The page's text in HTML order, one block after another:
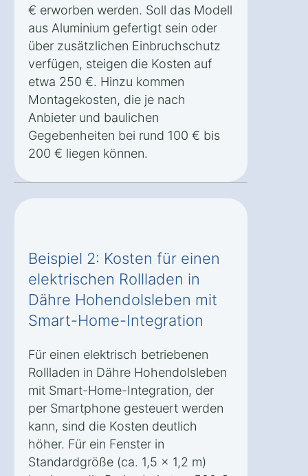
€ erworben werden. Soll das Modell
aus Aluminium gefertigt sein oder
über zusätzlichen Einbruchschutz
verfügen, steigen die Kosten auf
etwa 250 €. Hinzu kommen
Montagekosten, die je nach
Anbieter und baulichen
Gegebenheiten bei rund 100 € bis
200 € liegen können.
Beispiel 2: Kosten für einen
elektrischen Rollladen in
Dähre Hohendolsleben mit
Smart-Home-Integration
Für einen elektrisch betriebenen
Rollladen in Dähre Hohendolsleben
mit Smart-Home-Integration, der
per Smartphone gesteuert werden
kann, sind die Kosten deutlich
höher. Für ein Fenster in
Standardgröße (ca. 1,5 x 1,2 m)